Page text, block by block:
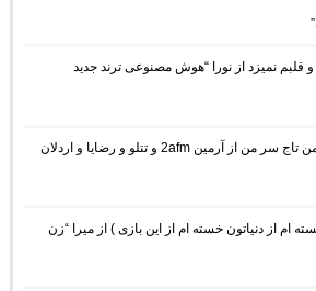
قلبم نمیزد از نورا “هوش مصنوعی ترند جدید
دانلود آهنگ شاد همسر من تاج سر من از آرمین 2afm و تتلو و رضایا و اردلان
ام از دنیاتون خسته ام از این بازی ) از میرا “زن